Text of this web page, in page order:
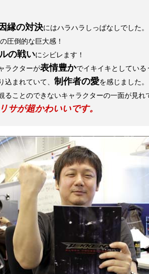
因縁の対決にはハラハラしっぱなしでした。
圧倒的な巨大感！
の戦いにシビレます！
ラクターが表情豊かでイキイキとしている
込まれていて、 制作者の愛を感じました。
ることのできないキャラクターの一面が見れ
サが超かわいいです。